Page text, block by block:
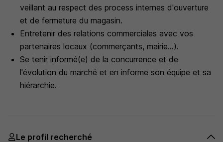
veillant au respect des process internes d'ouverture
et de fermeture du magasin.
Entretenir des relations commerciales avec vos
partenaires locaux (commerçants, mairie...).
Se tenir informé(e) de la concurrence et de
l'évolution du marché et en informe son équipe et sa
hiérarchie.
Le profil recherché